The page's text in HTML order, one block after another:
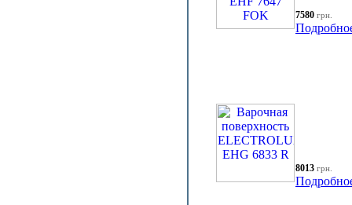
7580 грн.
8013 грн.